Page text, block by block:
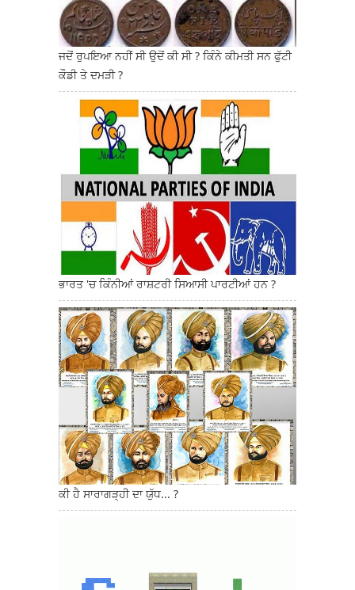
ਜਦੋਂ ਰੁਪਇਆ ਨਹੀਂ ਸੀ ਉਦੋਂ ਕੀ ਸੀ ? ਕਿੰਨੇ ਕੀਮਤੀ ਸਨ ਫੁੱਟੀ
ਕੌਡੀ ਤੇ ਦਮੜੀ ?
ਭਾਰਤ 'ਚ ਕਿੰਨੀਆਂ ਰਾਸ਼ਟਰੀ ਸਿਆਸੀ ਪਾਰਟੀਆਂ ਹਨ ?
ਕੀ ਹੈ ਸਾਰਾਗੜ੍ਹੀ ਦਾ ਯੁੱਧ... ?